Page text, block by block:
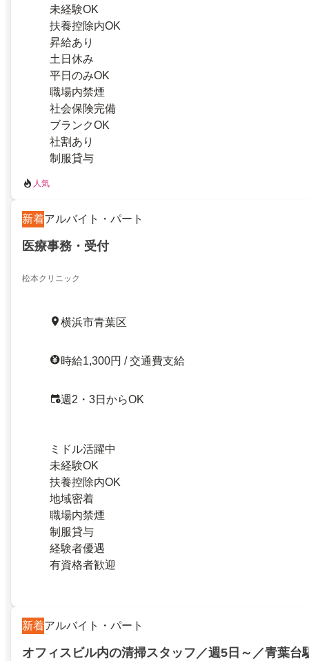
未経験OK
扶養控除内OK
昇給あり
土日休み
平日のみOK
職場内禁煙
社会保険完備
ブランクOK
社割あり
制服貸与
人気
新着アルバイト・パート
医療事務・受付
松本クリニック
横浜市青葉区
時給1,300円 / 交通費支給
週2・3日からOK
ミドル活躍中
未経験OK
扶養控除内OK
地域密着
職場内禁煙
制服貸与
経験者優遇
有資格者歓迎
新着アルバイト・パート
オフィスビル内の清掃スタッフ／週5日～／青葉台